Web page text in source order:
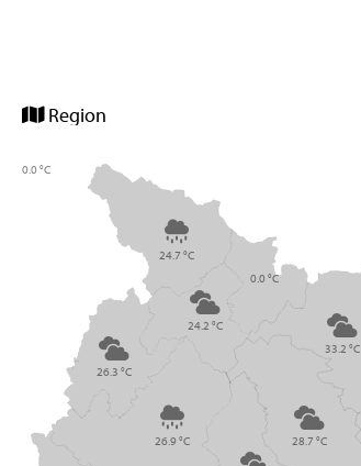
Region
24.2 °C
26.9 °C
24.7 °C
0.0 °C
26.3 °C
28.7 °C
33.2 °C
0.0 °C